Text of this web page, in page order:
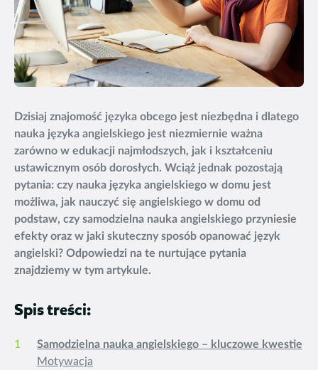
Dzisiaj znajomość języka obcego jest niezbędna i dlatego
nauka języka angielskiego jest niezmiernie ważna
zarówno w edukacji najmłodszych, jak i kształceniu
ustawicznym osób dorosłych. Wciąż jednak pozostają
pytania: czy nauka języka angielskiego w domu jest
możliwa, jak nauczyć się angielskiego w domu od
podstaw, czy samodzielna nauka angielskiego przyniesie
efekty oraz w jaki skuteczny sposób opanować język
angielski? Odpowiedzi na te nurtujące pytania
znajdziemy w tym artykule.
Spis treści:
Samodzielna nauka angielskiego – kluczowe kwestie
Motywacja